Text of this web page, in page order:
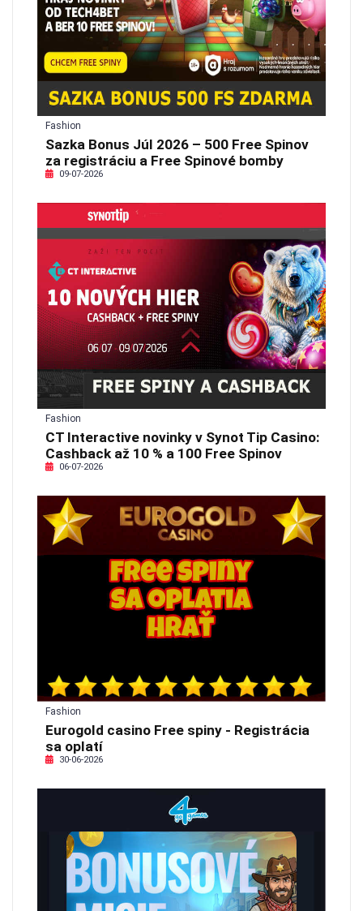
Fashion
Sazka Bonus Júl 2026 – 500 Free Spinov
za registráciu a Free Spinové bomby
09-07-2026
Fashion
CT Interactive novinky v Synot Tip Casino:
Cashback až 10 % a 100 Free Spinov
06-07-2026
Fashion
Eurogold casino Free spiny - Registrácia
sa oplatí
30-06-2026